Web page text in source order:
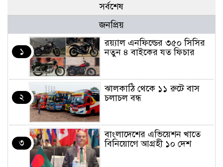
সর্বশেষ
জনপ্রিয়
১
র‌য়্যাল এনফিল্ডের ৩৫০ সিসির
নতুন ৪ বাইকের যত ফিচার
২
ঝালকাঠি থেকে ১১ রুটে বাস
চলাচল বন্ধ
৩
বাংলাদেশের এভিয়েশন খাতে
বিনিয়োগে আগ্রহী ১০ দেশ